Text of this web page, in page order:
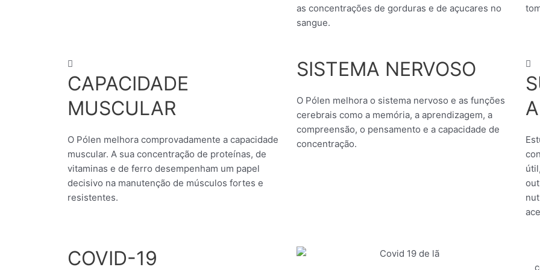
as concentrações de gorduras e de açucares no
sangue.
CAPACIDADE
MUSCULAR
O Pólen melhora comprovadamente a capacidade
muscular. A sua concentração de proteínas, de
vitaminas e de ferro desempenham um papel
decisivo na manutenção de músculos fortes e
resistentes.
SISTEMA NERVOSO
O Pólen melhora o sistema nervoso e as funções
cerebrais como a memória, a aprendizagem, a
compreensão, o pensamento e a capacidade de
concentração.
COVID-19